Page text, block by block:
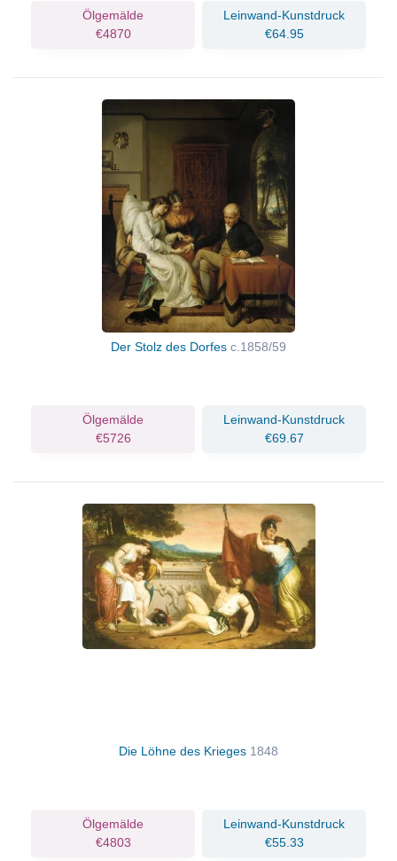
Ölgemälde
€4870
Leinwand-Kunstdruck
€64.95
Der Stolz des Dorfes c.1858/59
Ölgemälde
€5726
Leinwand-Kunstdruck
€69.67
Die Löhne des Krieges 1848
Ölgemälde
€4803
Leinwand-Kunstdruck
€55.33